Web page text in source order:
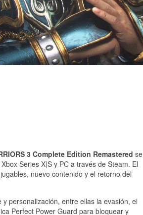
3 Complete Edition Remastered se
Series X|S y PC a través de Steam. El
nuevo contenido y el retorno del
personalización, entre ellas la evasión, el
Perfect Power Guard para bloquear y